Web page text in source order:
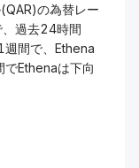
の為替レー
間で、Ethena
Ethenaは下向